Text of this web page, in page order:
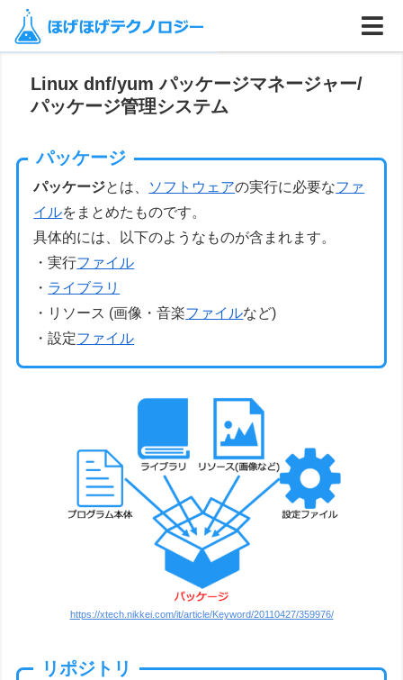
ホーム
Linux dnf/yum パッケージマネージャー/
パッケージ管理システム
パッケージ
パッケージとは、 ソフトウェアの実行に必要なファ
イルをまとめたものです。
具体的には、以下のようなものが含まれます。
・実行ファイル
・ ライブラリ
・リソース (画像・音楽ファイルなど)
・設定ファイル
https://xtech.nikkei.com/it/article/Keyword/20110427/359976/
リポジトリ